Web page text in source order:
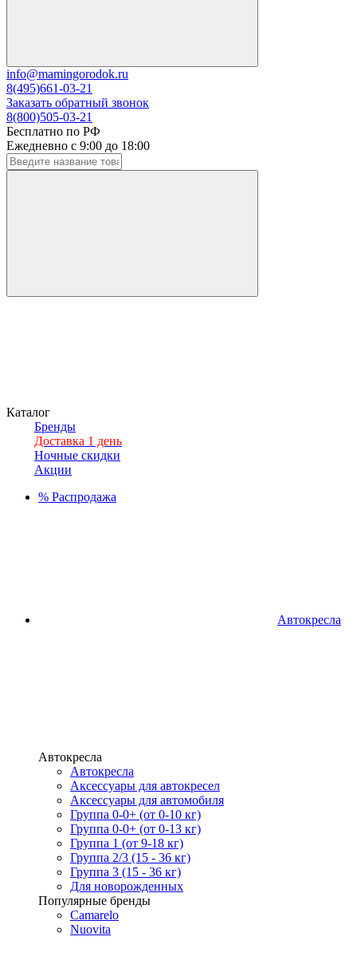
info@mamingorodok.ru
8(495)661-03-21
Заказать обратный звонок
8(800)505-03-21
Бесплатно по РФ
Ежедневно с 9:00 до 18:00
Каталог
Бренды
Доставка 1 день
Ночные скидки
Акции
% Распродажа
Автокресла
Автокресла
Автокресла
Аксессуары для автокресел
Аксессуары для автомобиля
Группа 0-0+ (от 0-10 кг)
Группа 0-0+ (от 0-13 кг)
Группа 1 (от 9-18 кг)
Группа 2/3 (15 - 36 кг)
Группа 3 (15 - 36 кг)
Для новорожденных
Популярные бренды
Camarelo
Nuovita